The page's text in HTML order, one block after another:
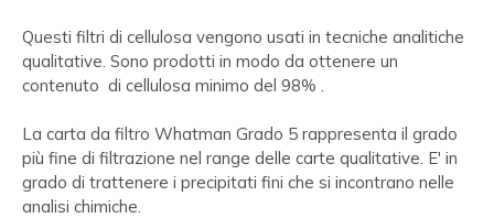
Questi filtri di cellulosa vengono usati in tecniche analitiche
qualitative. Sono prodotti in modo da ottenere un
contenuto di cellulosa minimo del 98% .
La carta da filtro Whatman Grado 5 rappresenta il grado
più fine di filtrazione nel range delle carte qualitative. E' in
grado di trattenere i precipitati fini che si incontrano nelle
analisi chimiche.